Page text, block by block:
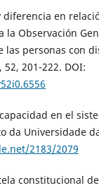
en
Observación
las personas con
201-222. DOI:
en el
da Universidade
2183/2079
constitucional